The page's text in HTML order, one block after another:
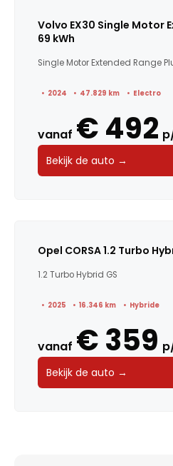
Volvo EX30 Single Motor
69 kWh
Single Motor Extended Range
2024 47.829 km Electro
vanaf € 492
Bekijk de auto →
Opel CORSA 1.2 Turbo
1.2 Turbo Hybrid GS
2025 16.346 km Hybride
vanaf € 359
Bekijk de auto →